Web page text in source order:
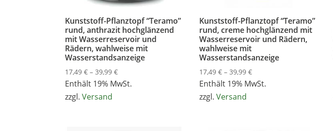
Kunststoff-Pflanztopf “Teramo”
rund, anthrazit hochglänzend
mit Wasserreservoir und
Rädern, wahlweise mit
Wasserstandsanzeige
17,49€ –39,99€Preisspanne:
17,49 €
Enthält 19% MwSt.
zzgl.Versand
Kunststoff-Pflanztopf “Teramo”
rund, creme hochglänzend mit
Wasserreservoir und Rädern,
wahlweise mit
Wasserstandsanzeige
17,49€ –39,99€Preisspanne:
17,49 €
Enthält 19% MwSt.
zzgl.Versand